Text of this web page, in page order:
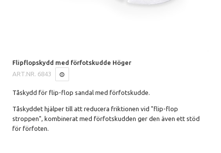
Flipflopskydd med förfotskudde Höger
ART.NR. 6843
Tåskydd för flip-flop sandal med förfotskudde.
Tåskyddet hjälper till att reducera friktionen vid "flip-flop
stroppen", kombinerat med förfotskudden ger den även ett stöd
för förfoten.